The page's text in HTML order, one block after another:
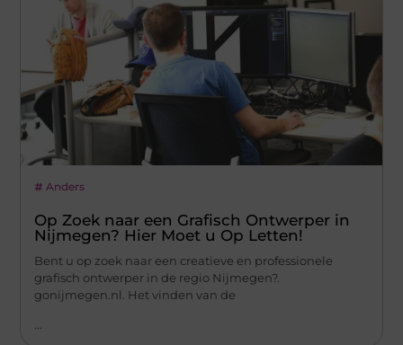
Anders
Op Zoek naar een Grafisch Ontwerper in
Nijmegen? Hier Moet u Op Letten!
Bent u op zoek naar een creatieve en professionele
grafisch ontwerper in de regio Nijmegen?.
gonijmegen.nl. Het vinden van de